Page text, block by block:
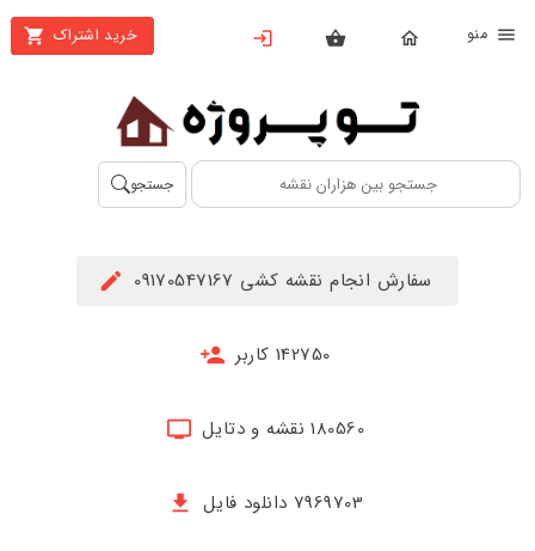
خرید اشتراک
بستن
محصولات
تهیه
اشتراک
جستجو
سفارش انجام نقشه کشی 09170547167
142750 کاربر
180560 نقشه و دتایل
7969703 دانلود فایل